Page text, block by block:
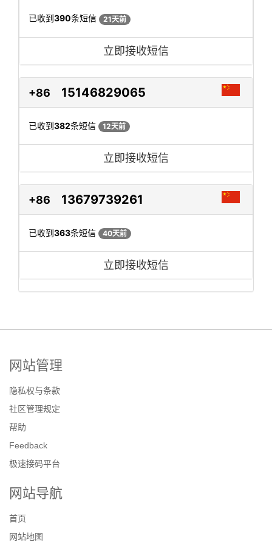
已收到390条短信 21天前
立即接收短信
+86 15146829065
已收到382条短信 12天前
立即接收短信
+86 13679739261
已收到363条短信 40天前
立即接收短信
网站管理
隐私权与条款
社区管理规定
帮助
Feedback
极速接码平台
网站导航
首页
网站地图